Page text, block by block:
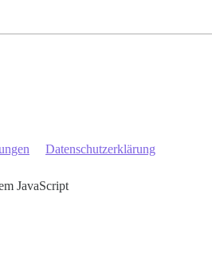
Datenschutzerklärung
JavaScript